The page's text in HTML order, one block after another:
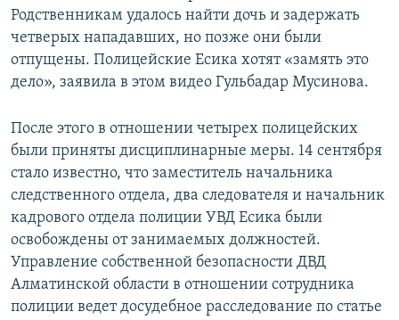
Родственникам удалось найти дочь и задержать
четверых нападавших, но позже они были
отпущены. Полицейские Есика хотят «замять это
дело», заявила в этом видео Гульбадар Мусинова.
После этого в отношении четырех полицейских
были приняты дисциплинарные меры. 14 сентября
стало известно, что заместитель начальника
следственного отдела, два следователя и начальник
кадрового отдела полиции УВД Есика были
освобождены от занимаемых должностей.
Управление собственной безопасности ДВД
Алматинской области в отношении сотрудника
полиции ведет досудебное расследование по статье